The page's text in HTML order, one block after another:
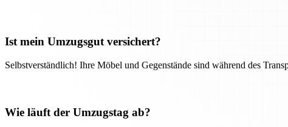
Ist mein Umzugsgut versichert?
Selbstverständlich! Ihre Möbel und Gegenstände sind während des
Wie läuft der Umzugstag ab?